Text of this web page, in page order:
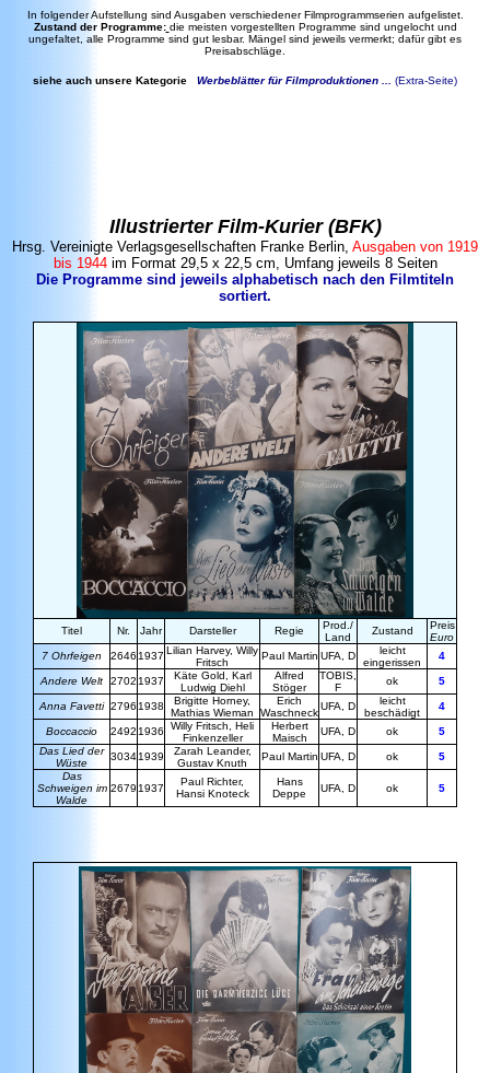
In folgender Aufstellung sind Ausgaben verschiedener Filmprogrammserien aufgelistet.
Zustand der Programme: die meisten vorgestellten Programme sind ungelocht und
ungefaltet, alle Programme sind gut lesbar. Mängel sind jeweils vermerkt; dafür gibt es
Preisabschläge.
siehe auch unsere Kategorie Werbeblätter für Filmproduktionen ... (Extra-Seite)
Illustrierter Film-Kurier(BFK)
Hrsg. Vereinigte Verlagsgesellschaften Franke Berlin, Ausgaben von 1919
bis 1944im Format 29,5 x 22,5 cm, Umfang jeweils 8 Seiten
Die Programme sind jeweils alphabetisch nach den Filmtiteln
sortiert.
Titel Nr. Jahr Darsteller Regie
Prod./
Land
Zustand
Preis
Euro
7 Ohrfeigen
2646 1937 Lilian Harvey, Willy
Fritsch
Paul Martin UFA, D
leicht
eingerissen
4
Andere Welt 2702 1937
Käte Gold, Karl
Ludwig Diehl
Alfred
Stöger
TOBIS,
F
ok 5
Anna Favetti 2796 1938 Brigitte Horney,
Mathias Wieman
Erich
Waschneck
UFA, D
leicht
beschädigt
4
Boccaccio 2492 1936
Willy Fritsch, Heli
Finkenzeller
Herbert
Maisch
UFA, D ok
5
Das Lied der
Wüste
30341939 Zarah Leander,
Gustav Knuth
Paul Martin UFA, D ok
5
Das
Schweigen im
Walde
2679 1937
Paul Richter,
Hansi Knoteck
Hans
Deppe
UFA, D ok 5